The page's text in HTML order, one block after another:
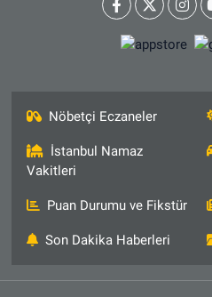
Nöbetçi Eczaneler
İstanbul Namaz
Vakitleri
Puan Durumu ve Fikstür
Son Dakika Haberleri